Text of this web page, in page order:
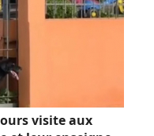
visite aux